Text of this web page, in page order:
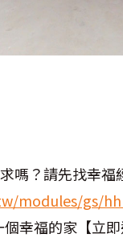
嗎？請先找幸
modules/gs/
幸福的家【立